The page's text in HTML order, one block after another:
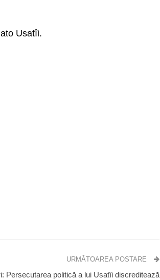
Usatîi.
URMĂTOAREA POSTARE
Persecutarea politică a lui Usatîi discreditează